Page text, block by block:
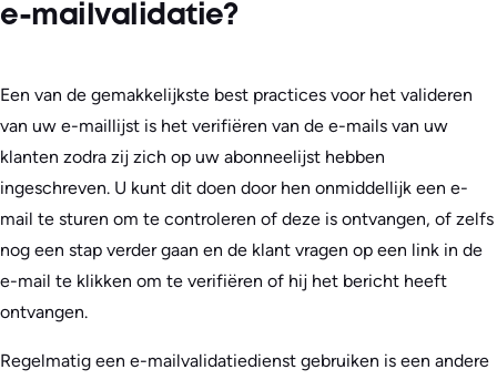
e-mailvalidatie?
Een van de gemakkelijkste best practices voor het valideren
van uw e-maillijst is het verifiëren van de e-mails van uw
klanten zodra zij zich op uw abonneelijst hebben
ingeschreven. U kunt dit doen door hen onmiddellijk een e-
mail te sturen om te controleren of deze is ontvangen, of zelfs
nog een stap verder gaan en de klant vragen op een link in de
e-mail te klikken om te verifiëren of hij het bericht heeft
ontvangen.
Regelmatig een e-mailvalidatiedienst gebruiken is een andere